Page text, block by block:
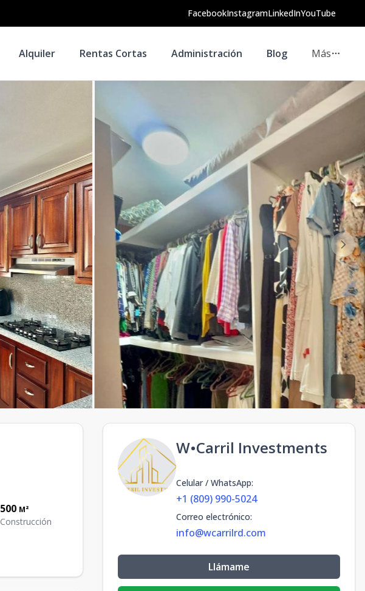
FacebookInstagramLinkedInYouTube
Alquiler Rentas Cortas Administración Blog Más
500 M²
Construcción
W•Carril Investments
Celular / WhatsApp:
+1 (809) 990-5024
Correo electrónico:
info@wcarrilrd.com
Llámame